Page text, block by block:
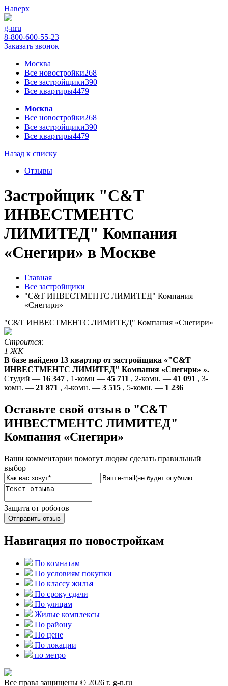
Наверх
g-nru
8-800-600-55-23
Заказать звонок
Москва
Все новостройки268
Все застройщики390
Все квартиры4479
Москва
Все новостройки268
Все застройщики390
Все квартиры4479
Назад к списку
Отзывы
Застройщик "С&Т
ИНВЕСТМЕНТС
ЛИМИТЕД" Компания
«Снегири» в Москве
Главная
Все застройщики
"С&Т ИНВЕСТМЕНТС ЛИМИТЕД" Компания
«Снегири»
"С&Т ИНВЕСТМЕНТС ЛИМИТЕД" Компания «Снегири»
Строится:
1 ЖК
В базе найдено 13 квартир от застройщика «"С&Т
ИНВЕСТМЕНТС ЛИМИТЕД" Компания «Снегири» ».
Студий — 16 347 , 1-комн — 45 711 , 2-комн. — 41 091 , 3-
комн. — 21 871 , 4-комн. — 3 515 , 5-комн. — 1 236
Оставьте свой отзыв о "С&Т
ИНВЕСТМЕНТС ЛИМИТЕД"
Компания «Снегири»
Ваши комментарии помогут людям сделать правильный
выбор
Защита от роботов
Отправить отзыв
Навигация по новостройкам
По комнатам
По условиям покупки
По классу жилья
По сроку сдачи
По улицам
Жилые комплексы
По району
По цене
По локации
по метро
Все права защищены © 2026 г. g-n.ru